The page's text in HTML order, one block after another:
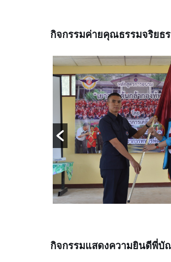
กิจกรรมค่ายคุณธรรมจริยธ
กิจกรรมแสดงความยินดีพี่